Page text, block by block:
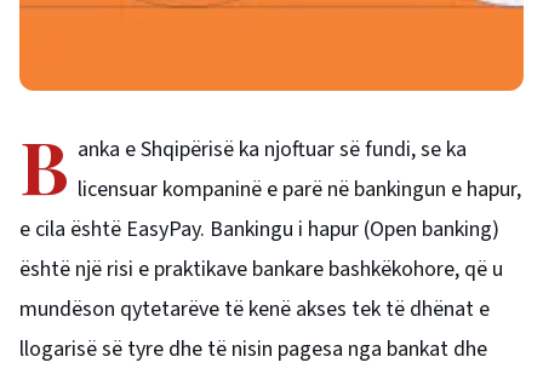
B anka e Shqipërisë ka njoftuar së fundi, se ka
licensuar kompaninë e parë në bankingun e hapur,
e cila është EasyPay. Bankingu i hapur (Open banking)
është një risi e praktikave bankare bashkëkohore, që u
mundëson qytetarëve të kenë akses tek të dhënat e
llogarisë së tyre dhe të nisin pagesa nga bankat dhe